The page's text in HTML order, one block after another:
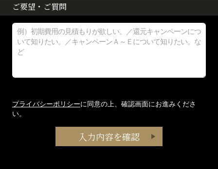
ご要望・ご質問
プライバシーポリシーに同意の上、確認画面にお進みくださ
い。